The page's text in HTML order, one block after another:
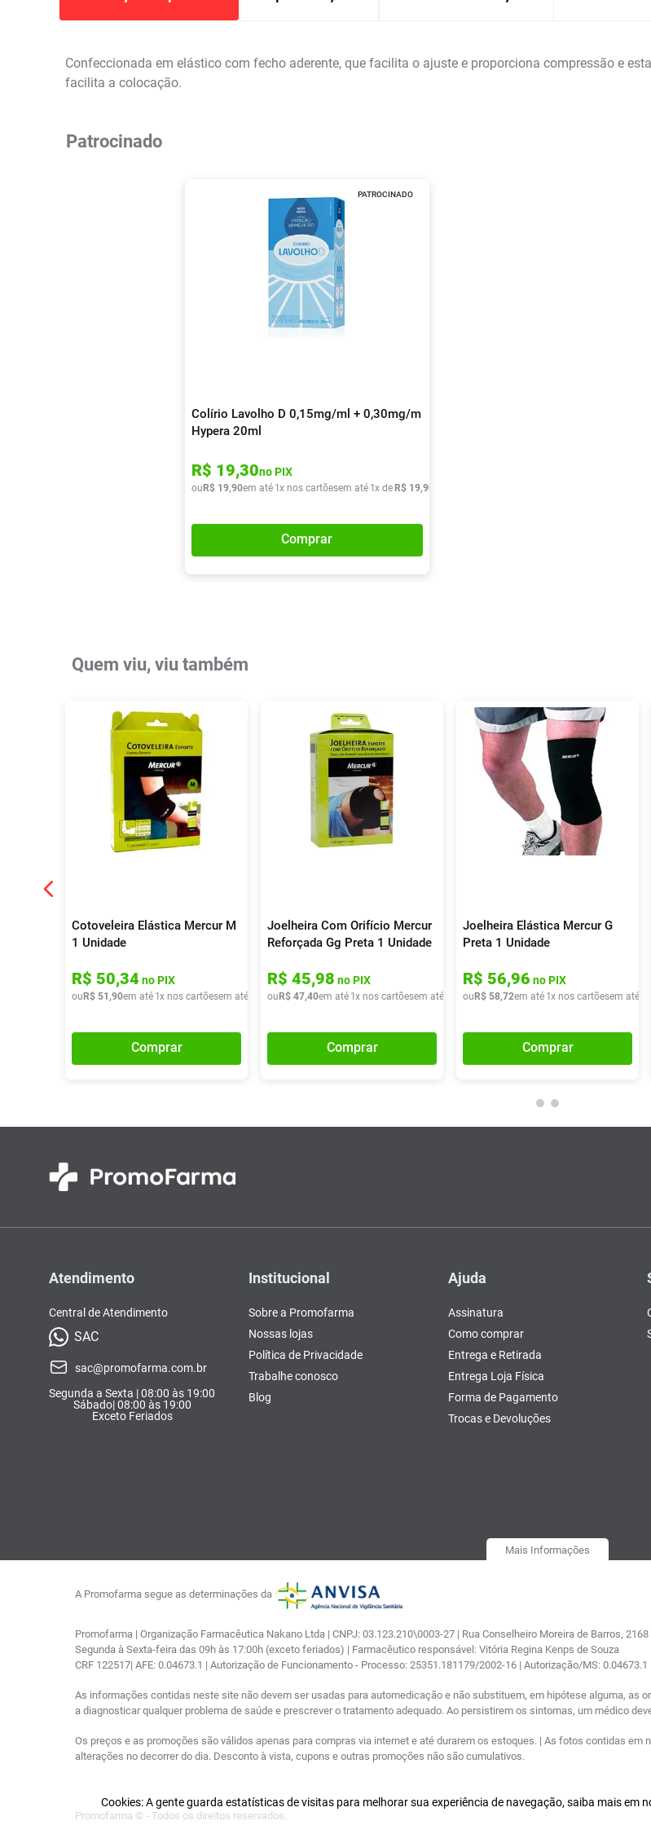
Confeccionada em elástico com fecho aderente, que facilita o ajuste e proporciona compressão e
facilita a colocação.
Patrocinado
PATROCINADO
Colírio Lavolho D 0,15mg/ml + 0,30mg/m
Hypera 20ml
R$ 19,30no PIX
ou R$ 19,90em até 1x nos cartõesem até 1x de R$ 19,90
Comprar
Quem viu, viu também
Cotoveleira Elástica Mercur M
1 Unidade
R$ 50,34 no PIX
ou R$ 51 ,90em até 1x nos cartõesem até x deR$ 51,90
Comprar
Joelheira Com Orifício Mercur
Reforçada Gg Preta 1 Unidade
R$ 45,98 no PIX
ou R$ 47,40em até 1x nos cartõesem até x deR$ 47,40
Comprar
Joelheira Elástica Mercur G
Preta 1 Unidade
R$ 56,96 no PIX
ou R$ 58,72em até 1x nos cartõesem até
Comprar
Cookies: A gente guarda estatísticas de visitas para melhorar sua experiência de navegação, saiba mais em
Atendimento
Central de Atendimento
SAC
sac@promofarma.com.br
Segunda a Sexta | 08:00 às 19:00
Sábado| 08:00 às 19:00
Exceto Feriados
Institucional
Sobre a Promofarma
Nossas lojas
Política de Privacidade
Trabalhe conosco
Blog
Ajuda
Assinatura
Como comprar
Entrega e Retirada
Entrega Loja Física
Forma de Pagamento
Trocas e Devoluções
Mais Informações
A Promofarma segue as determinações da
Promofarma | Organização Farmacêutica Nakano Ltda | CNPJ: 03.123.210\0003-27 | Rua Conselheiro Moreira de Barros,
Segunda à Sexta-feira das 09h às 17:00h (exceto feriados) | Farmacêutico responsável: Vitória Regina Kenps de Souza
CRF 122517| AFE: 0.04673.1 | Autorização de Funcionamento - Processo: 25351.181179/2002-16 | Autorização/MS:
As informações contidas neste site não devem ser usadas para automedicação e não substituem, em hipótese alguma, as
a diagnosticar qualquer problema de saúde e prescrever o tratamento adequado. Ao persistirem os sintomas, um médico
Os preços e as promoções são válidos apenas para compras via internet e até durarem os estoques. | As fotos contidas
alterações no decorrer do dia. Desconto à vista, cupons e outras promoções não são cumulativos.
Promofarma © - Todos os direitos reservados.